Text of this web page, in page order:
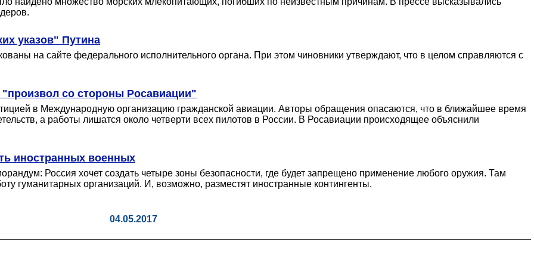
указов" Путина
на сайте федерального исполнительного органа. При этом чиновники утверждают, что в целом справляются с
со стороны Росавиации"
в Международную организацию гражданской авиации. Авторы обращения опасаются, что в ближайшее время
а работы лишатся около четверти всех пилотов в России. В Росавиации происходящее объяснили
иностранных военных
Россия хочет создать четыре зоны безопасности, где будет запрещено применение любого оружия. Там
гуманитарных организаций. И, возможно, разместят иностранные контингенты.
04.05.2017